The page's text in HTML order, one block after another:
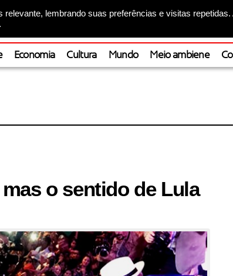
lembrando suas preferências e visitas repetidas.
Economia Cultura Mundo Meio ambiene
o sentido de Lula